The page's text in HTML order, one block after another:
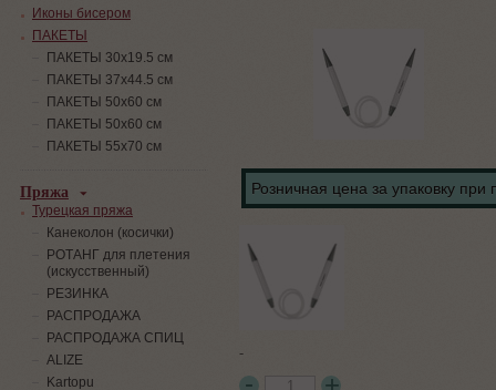
Розничная цена за упаковку при
-
Иконы бисером
ПАКЕТЫ
ПАКЕТЫ 30х19.5 см
ПАКЕТЫ 37х44.5 см
ПАКЕТЫ 50х60 см
ПАКЕТЫ 50х60 см
ПАКЕТЫ 55х70 см
Пряжа
Турецкая пряжа
Канеколон (косички)
РОТАНГ для плетения
(искусственный)
PЕЗИНКА
РАСПРОДАЖА
РАСПРОДАЖА СПИЦ
ALIZE
Kartopu